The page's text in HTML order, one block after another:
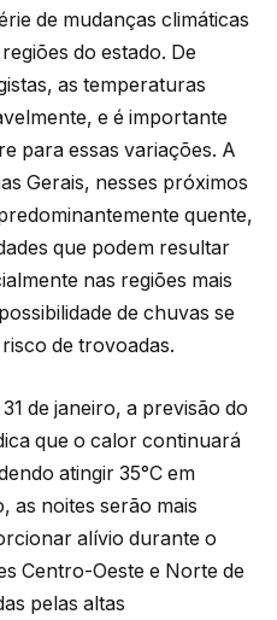
de mudanças climáticas
do estado. De
as temperaturas
e é importante
para essas variações. A
Gerais, nesses próximos
quente,
que podem resultar
nas regiões mais
de chuvas se
de trovoadas.
de janeiro, a previsão do
que o calor continuará
atingir 35°C em
as noites serão mais
alívio durante o
Centro-Oeste e Norte de
pelas altas